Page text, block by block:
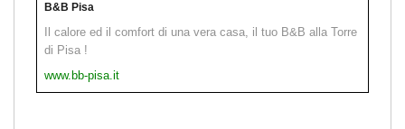
B&B Pisa
Il calore ed il comfort di una vera casa, il tuo B&B alla Torre
di Pisa !
www.bb-pisa.it